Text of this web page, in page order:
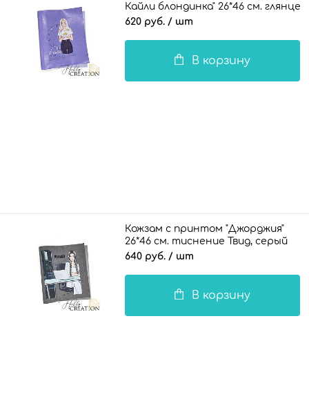
Кайли блондинка" 26*46 см.
620 руб. / шт
В корзину
Кожзам с принтом "Джорджия"
26*46 см. тиснение Твид, серый
640 руб. / шт
В корзину